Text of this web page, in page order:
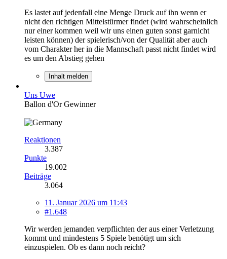
Es lastet auf jedenfall eine Menge Druck auf ihn wenn er
nicht den richtigen Mittelstürmer findet (wird wahrscheinlich
nur einer kommen weil wir uns einen guten sonst garnicht
leisten können) der spielerisch/von der Qualität aber auch
vom Charakter her in die Mannschaft passt nicht findet wird
es um den Abstieg gehen
Inhalt melden
Uns Uwe
Ballon d'Or Gewinner
Reaktionen
3.387
Punkte
19.002
Beiträge
3.064
11. Januar 2026 um 11:43
#1.648
Wir werden jemanden verpflichten der aus einer Verletzung
kommt und mindestens 5 Spiele benötigt um sich
einzuspielen. Ob es dann noch reicht?